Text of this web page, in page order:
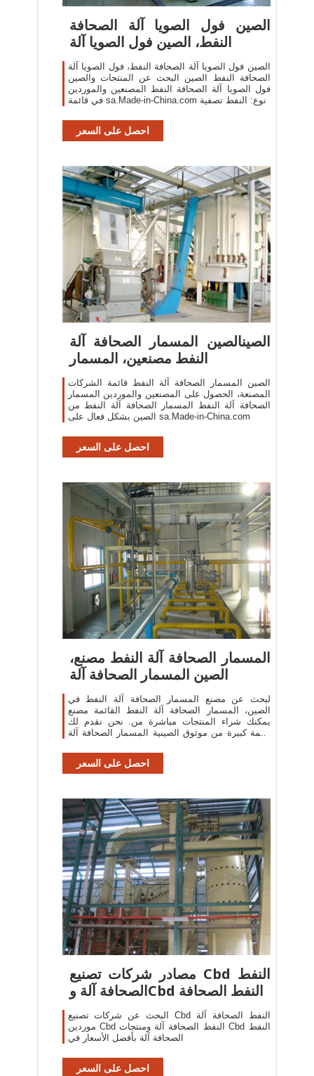
الصين فول الصويا آلة الصحافة
النفط، الصين فول الصويا آلة
الصين فول الصويا آلة الصحافة النفط، فول الصويا آلة
الصحافة النفط الصين البحث عن المنتجات والصين
فول الصويا آلة الصحافة النفط المصنعين والموردين
في قائمة sa.Made-in-China.com نوع: النفط تصفية
احصل على السعر
الصينالصين المسمار الصحافة آلة
النفط مصنعين، المسمار
الصين المسمار الصحافة آلة النفط قائمة الشركات
المصنعة، الحصول على المصنعين والموردين المسمار
الصحافة آلة النفط المسمار الصحافة آلة النفط من
الصين بشكل فعال على sa.Made-in-China.com
احصل على السعر
المسمار الصحافة آلة النفط مصنع،
الصين المسمار الصحافة آلة
لبحث عن مصنع المسمار الصحافة آلة النفط في
الصين، المسمار الصحافة آلة النفط القائمة مصنع
يمكنك شراء المنتجات مباشرة من. نحن نقدم لك
قائمة كبيرة من موثوق الصينية المسمار الصحافة آلة
احصل على السعر
مصادر شركات تصنيع Cbd النفط
الصحافة آلة وCbd النفط الصحافة
البحث عن شركات تصنيع Cbd النفط الصحافة آلة
موردين Cbd النفط الصحافة آلة ومنتجات Cbd النفط
الصحافة آلة بأفضل الأسعار في
احصل على السعر